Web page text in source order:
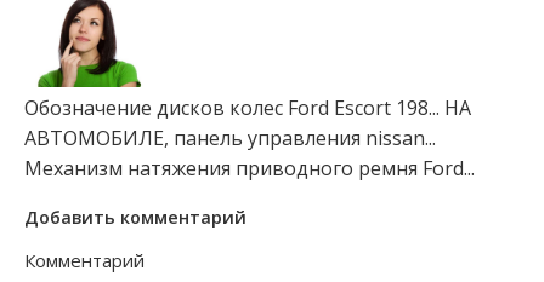
Обозначение дисков колес Ford Escort 198... НА
АВТОМОБИЛЕ, панель управления nissan...
Механизм натяжения приводного ремня Ford...
Добавить комментарий
Комментарий